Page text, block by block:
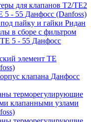
для клапанов T2/TE2
5 - 55 Данфосс (Danfoss)
пайку и гайки Ридан
в сборе с фильтром
5 - 55 Данфосс
элемент TE
клапана Данфосс
терморегулирующие
клапанными узлами